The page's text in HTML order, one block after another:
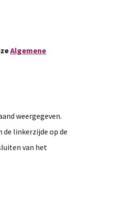
Algemene
weergegeven.
linkerzijde op de
van het